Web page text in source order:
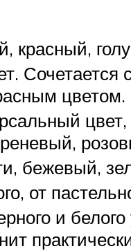
красный,
цветом.
бежевый,
от
и